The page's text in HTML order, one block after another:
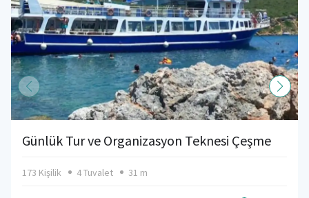
Günlük Tur ve Organizasyon Teknesi Çeşme
173 Kişilik 4 Tuvalet 31 m